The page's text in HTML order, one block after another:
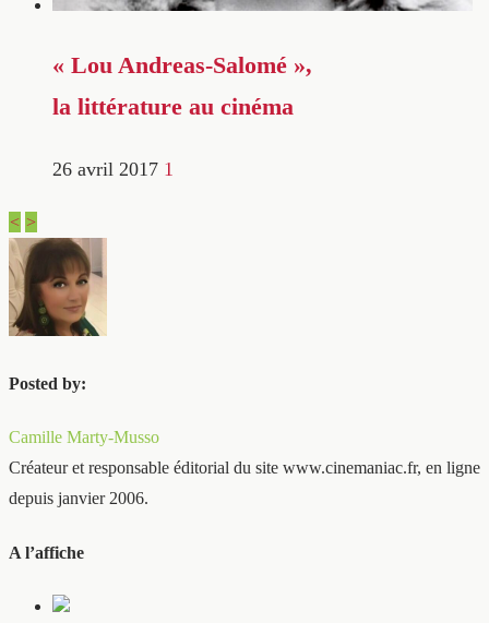
« Lou Andreas-Salomé »,
la littérature au cinéma
26 avril 2017 1
< >
Posted by:
Camille Marty-Musso
Créateur et responsable éditorial du site www.cinemaniac.fr, en ligne
depuis janvier 2006.
A l’affiche